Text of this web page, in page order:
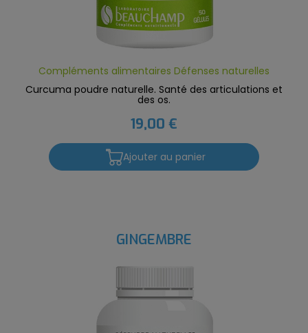
Compléments alimentaires Défenses naturelles
Curcuma poudre naturelle. Santé des articulations et
des os.
19,00 €
Ajouter au panier
GINGEMBRE